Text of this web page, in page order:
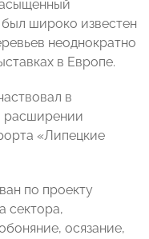
широко известен
неоднократно
в Европе.
в
расширении
«Липецкие
по проекту
сектора,
осязание,